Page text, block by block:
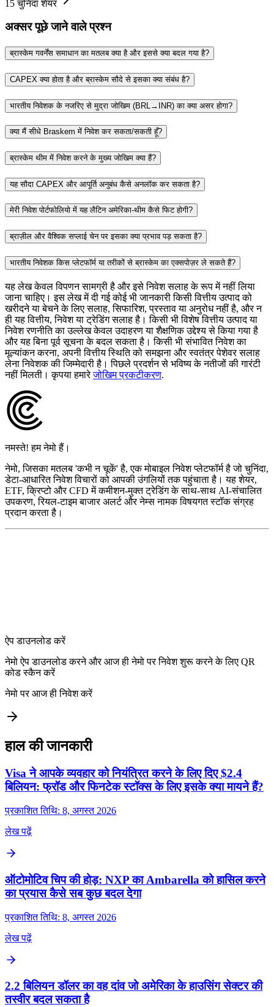
15 चुनिंदा शेयर
अक्सर पूछे जाने वाले प्रश्न
ब्रास्केम गवर्नेंस समाधान का मतलब क्या है और इससे क्या बदल गया है?
CAPEX क्या होता है और ब्रास्केम सौदे से इसका क्या संबंध है?
भारतीय निवेशक के नजरिए से मुद्रा जोखिम (BRL→INR) का क्या असर होगा?
क्या मैं सीधे Braskem में निवेश कर सकता/सकती हूँ?
ब्रास्केम थीम में निवेश करने के मुख्य जोखिम क्या हैं?
यह सौदा CAPEX और आपूर्ति अनुबंध कैसे अनलॉक कर सकता है?
मेरी निवेश पोर्टफोलियो में यह लैटिन अमेरिका‑थीम कैसे फिट होगी?
ब्राज़ील और वैश्विक सप्लाई चेन पर इसका क्या प्रभाव पड़ सकता है?
भारतीय निवेशक किस प्लेटफॉर्म या तरीकों से ब्रास्केम का एक्सपोज़र ले सकते हैं?
यह लेख केवल विपणन सामग्री है और इसे निवेश सलाह के रूप में नहीं लिया
जाना चाहिए। इस लेख में दी गई कोई भी जानकारी किसी वित्तीय उत्पाद को
खरीदने या बेचने के लिए सलाह, सिफारिश, प्रस्ताव या अनुरोध नहीं है, और न
ही यह वित्तीय, निवेश या ट्रेडिंग सलाह है। किसी भी विशेष वित्तीय उत्पाद या
निवेश रणनीति का उल्लेख केवल उदाहरण या शैक्षणिक उद्देश्य से किया गया है
और यह बिना पूर्व सूचना के बदल सकता है। किसी भी संभावित निवेश का
मूल्यांकन करना, अपनी वित्तीय स्थिति को समझना और स्वतंत्र पेशेवर सलाह
लेना निवेशक की जिम्मेदारी है। पिछले प्रदर्शन से भविष्य के नतीजों की गारंटी
नहीं मिलती। कृपया हमारे जोखिम प्रकटीकरण.
नमस्ते! हम नेमो हैं।
नेमो, जिसका मतलब 'कभी न चूकें' है, एक मोबाइल निवेश प्लेटफॉर्म है जो चुनिंदा,
डेटा-आधारित निवेश विचारों को आपकी उंगलियों तक पहुंचाता है। यह शेयर,
ETF, क्रिप्टो और CFD में कमीशन-मुक्त ट्रेडिंग के साथ-साथ AI-संचालित
उपकरण, रियल-टाइम बाजार अलर्ट और नेम्स नामक विषयगत स्टॉक संग्रह
प्रदान करता है।
ऐप डाउनलोड करें
नेमो ऐप डाउनलोड करने और आज ही नेमो पर निवेश शुरू करने के लिए QR
कोड स्कैन करें
नेमो पर आज ही निवेश करें
हाल की जानकारी
Visa ने आपके व्यवहार को नियंत्रित करने के लिए दिए $2.4
बिलियन: फ्रॉड और फिनटेक स्टॉक्स के लिए इसके क्या मायने हैं?
प्रकाशित तिथि: 8, अगस्त 2026
लेख पढ़ें
ऑटोमोटिव चिप की होड़: NXP का Ambarella को हासिल करने
का प्रयास कैसे सब कुछ बदल देगा
प्रकाशित तिथि: 8, अगस्त 2026
लेख पढ़ें
2.2 बिलियन डॉलर का वह दांव जो अमेरिका के हाउसिंग सेक्टर की
तस्वीर बदल सकता है